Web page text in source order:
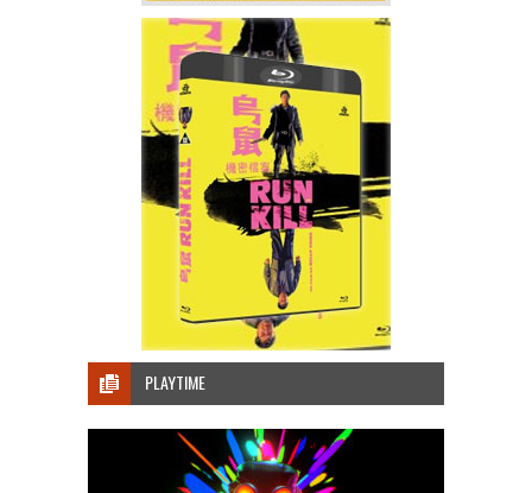
PLAYTIME